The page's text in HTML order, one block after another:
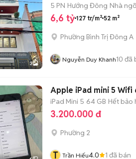
3
5 PN Hướng Đông Nhà
6,6 tỷ 127 tr/m² 52 m²
Phường Bình Trị Đông A
Nguyễn Duy Khanh10 đã
Apple iPad mini 5 Wifi
iPad Mini 5 64 GB Hết bảo
3.200.000 đ
Phường 2
T Trần Hiếu4.0 1 đã bán